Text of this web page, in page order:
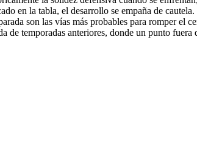
en la tabla, el desarrollo se empaña de
son las vías más probables para romper
temporadas anteriores, donde un punto